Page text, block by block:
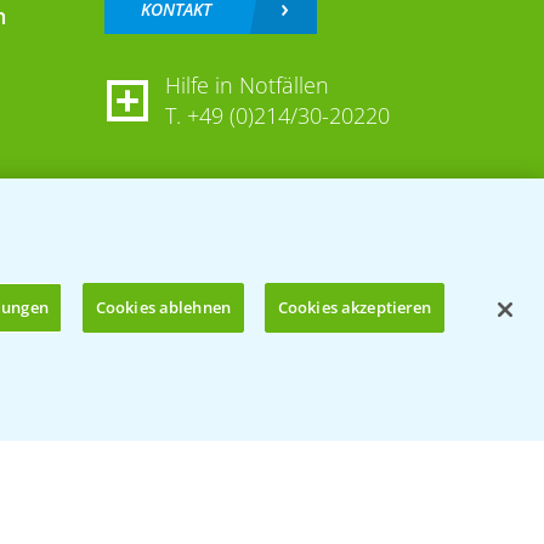
KONTAKT
Hilfe in Notfällen
T. +49 (0)214/30-20220
Cookies ablehnen Cookies akzeptieren